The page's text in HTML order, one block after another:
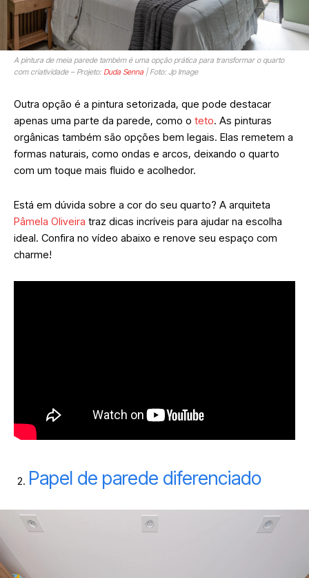
A pintura de meia parede também é uma opção prática para transformar o quarto
com criatividade – Projeto: Duda Senna| Foto: Jp Image
Outra opção é a pintura setorizada, que pode destacar
apenas uma parte da parede, como o teto. As pinturas
orgânicas também são opções bem legais. Elas remetem a
formas naturais, como ondas e arcos, deixando o quarto
com um toque mais fluido e acolhedor.
Está em dúvida sobre a cor do seu quarto? A arquiteta
Pâmela Oliveira traz dicas incríveis para ajudar na escolha
ideal. Confira no vídeo abaixo e renove seu espaço com
charme!
Papel de parede diferenciado